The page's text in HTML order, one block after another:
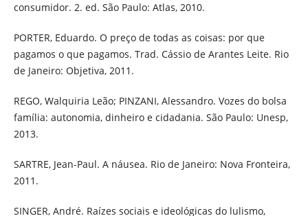
consumidor. 2. ed. São Paulo: Atlas, 2010.
PORTER, Eduardo. O preço de todas as coisas: por que
pagamos o que pagamos. Trad. Cássio de Arantes Leite. Rio
de Janeiro: Objetiva, 2011.
REGO, Walquiria Leão; PINZANI, Alessandro. Vozes do bolsa
família: autonomia, dinheiro e cidadania. São Paulo: Unesp,
2013.
SARTRE, Jean-Paul. A náusea. Rio de Janeiro: Nova Fronteira,
2011.
SINGER, André. Raízes sociais e ideológicas do lulismo,